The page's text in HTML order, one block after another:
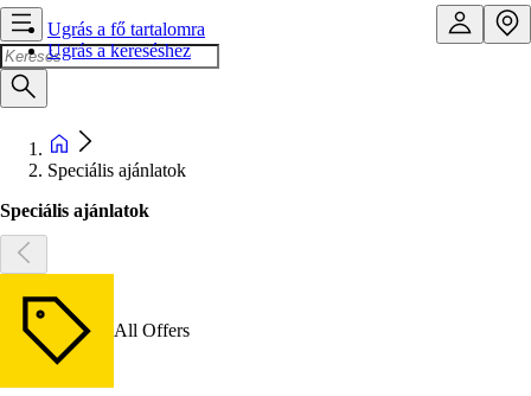
Ugrás a fő tartalomra
Ugrás a kereséshez
Speciális ajánlatok
Speciális ajánlatok
All Offers